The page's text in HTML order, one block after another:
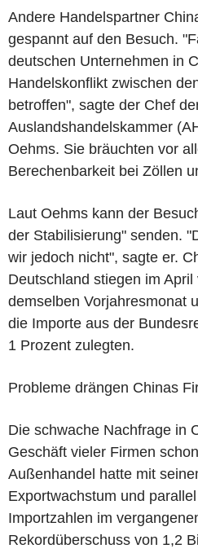
Andere Handelspartner
gespannt auf den Besuch.
deutschen Unternehmen in
Handelskonflikt zwischen
betroffen", sagte der Chef
Auslandshandelskammer
Oehms. Sie bräuchten vor
Berechenbarkeit bei Zöllen
Laut Oehms kann der
der Stabilisierung" senden.
wir jedoch nicht", sagte er.
Deutschland stiegen im
demselben Vorjahresmonat
die Importe aus der
1 Prozent zulegten.
Probleme drängen Chinas
Die schwache Nachfrage in
Geschäft vieler Firmen
Außenhandel hatte mit
Exportwachstum und
Importzahlen im
Rekordüberschuss von 1,2